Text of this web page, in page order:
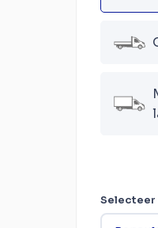
Selecteer